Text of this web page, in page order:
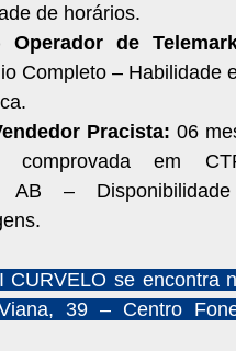
de horários.
Operador de
Completo – Habilidade
Pracista: 06
comprovada em
AB –
CURVELO se encontra
39 – Centro